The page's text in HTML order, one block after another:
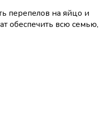
перепелов на яйцо и
обеспечить всю семью,